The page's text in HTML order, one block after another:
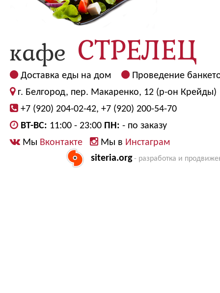
Доставка еды на дом
Проведение
г. Белгород, пер. Макаренко, 12 (р-он Крейды)
+7 (920) 204-02-42, +7 (920) 200-54-70
ВТ-ВС: 11:00 - 23:00 ПН: - по заказу
Мы Вконтакте Мы в Инстаграм
siteria.org- разработка и